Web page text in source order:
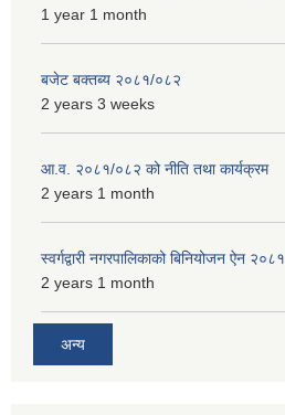
1 year 1 month
बजेट बक्तब्य २०८१/०८२
2 years 3 weeks
आ.व. २०८१/०८२ को नीति तथा कार्यक्रम
2 years 1 month
स्वर्गद्वारी नगरपालिकाको बिनियोजन ऐन २०८१
2 years 1 month
अन्य